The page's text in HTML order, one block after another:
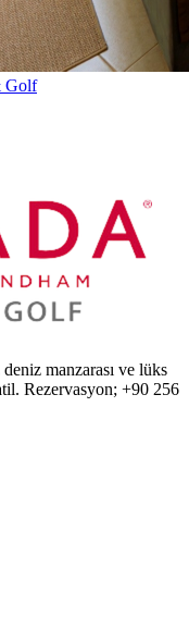
Golf
manzarası ve lüks
Rezervasyon; +90 256